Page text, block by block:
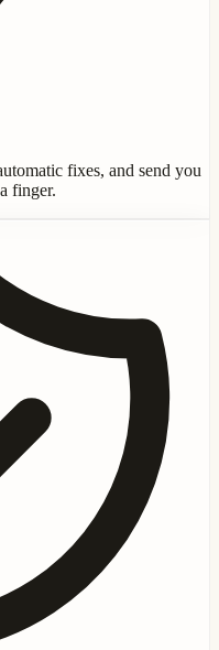
fixes, and send you
finger.